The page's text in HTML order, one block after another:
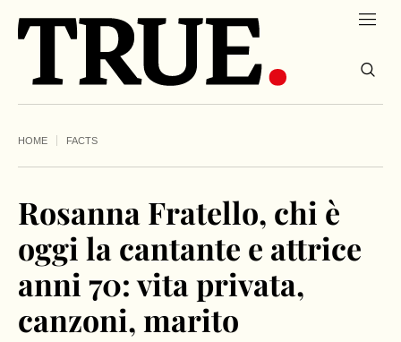
HOME FACTS
Rosanna Fratello, chi è
oggi la cantante e attrice
anni 70: vita privata,
canzoni, marito